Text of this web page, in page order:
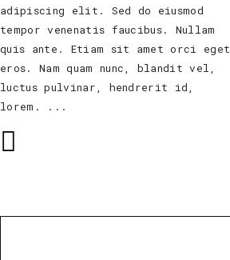
adipiscing elit. Sed do eiusmod
tempor venenatis faucibus. Nullam
quis ante. Etiam sit amet orci eget
eros. Nam quam nunc, blandit vel,
luctus pulvinar, hendrerit id,
lorem.